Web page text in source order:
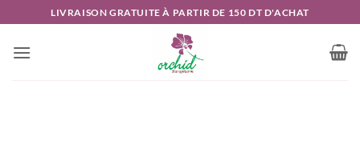
au
contenu
LIVRAISON GRATUITE À PARTIR DE 150 DT D'ACHAT